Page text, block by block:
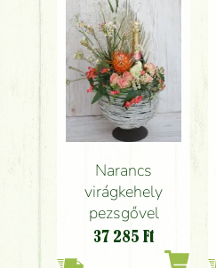
Narancs
virágkehely
pezsgővel
37 285 Ft